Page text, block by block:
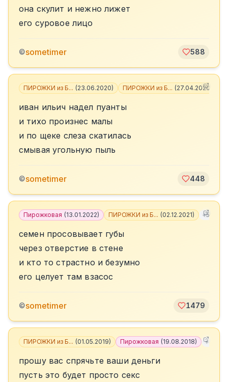
она скулит и нежно лижет
его суровое лицо
©sometimer 588
ПИРОЖКИ из Б... (23.06.2020) ПИРОЖКИ из Б... (27.04.2020
иван ильич надел пуанты
и тихо произнес малы
и по щеке слеза скатилась
смывая угольную пыль
©sometimer 448
Пирожковая (13.01.2022) ПИРОЖКИ из Б... (02.12.2021) +5
семен просовывает губы
через отверстие в стене
и кто то страстно и безумно
его целует там взасос
©sometimer 1479
ПИРОЖКИ из Б... (01.05.2019) Пирожковая (19.08.2018) +
прошу вас спрячьте ваши деньги
пусть это будет просто секс